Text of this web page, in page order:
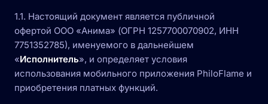
1.1. Настоящий документ является публичной
офертой ООО «Анима» (ОГРН 1257700070902, ИНН
7751352785), именуемого в дальнейшем
«Исполнитель», и определяет условия
использования мобильного приложения PhiloFlame и
приобретения платных функций.